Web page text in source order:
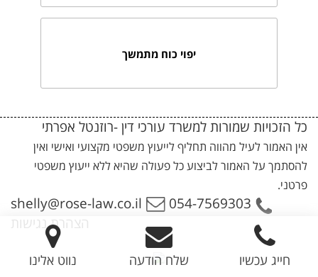
נווט אלינו שלח הודעה חייג עכשיו
יפוי כוח מתמשך
כל הזכויות שמורות למשרד עורכי דין -רוזנטל אפרתי
אין האמור לעיל מהווה תחליף לייעוץ משפטי מקצועי ואישי ואין
להסתמך על האמור לביצוע כל פעולה שהיא ללא ייעוץ משפטי
פרטני.
054-7569303
הצהרת נגישות